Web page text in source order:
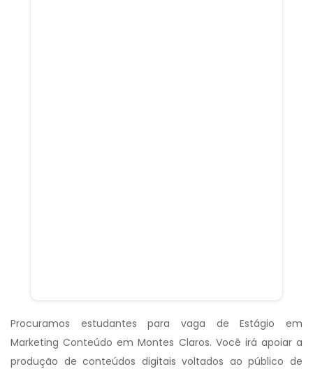
Procuramos estudantes para vaga de Estágio em
Marketing Conteúdo em Montes Claros. Você irá apoiar a
produção de conteúdos digitais voltados ao público de